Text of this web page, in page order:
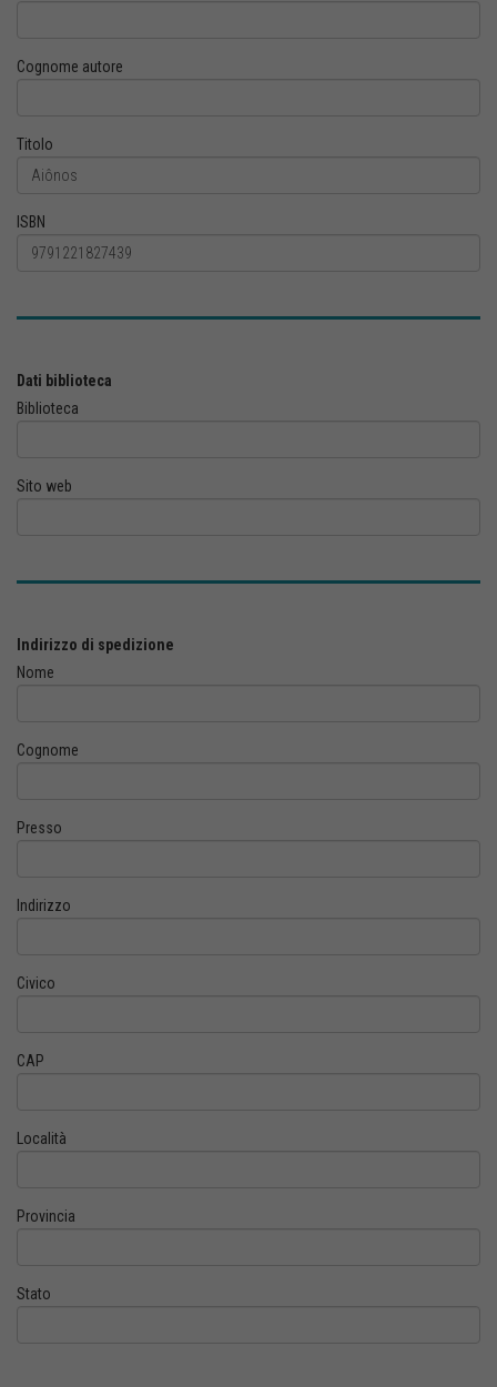
Cognome autore
Titolo
ISBN
Dati biblioteca
Biblioteca
Sito web
Indirizzo di spedizione
Nome
Cognome
Presso
Indirizzo
Civico
CAP
Località
Provincia
Stato